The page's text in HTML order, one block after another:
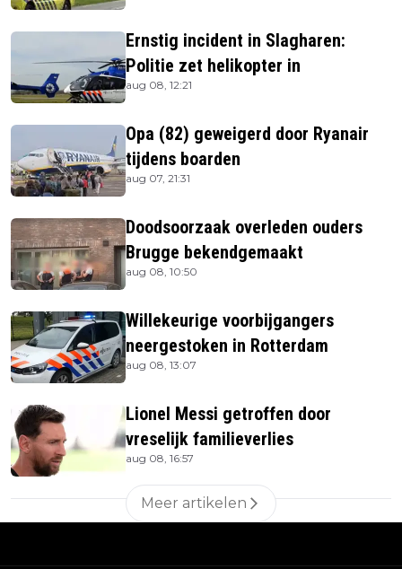
Ernstig incident in Slagharen:
Politie zet helikopter in
aug 08, 12:21
Opa (82) geweigerd door Ryanair
tijdens boarden
aug 07, 21:31
Doodsoorzaak overleden ouders
Brugge bekendgemaakt
aug 08, 10:50
Willekeurige voorbijgangers
neergestoken in Rotterdam
aug 08, 13:07
Lionel Messi getroffen door
vreselijk familieverlies
aug 08, 16:57
Meer artikelen